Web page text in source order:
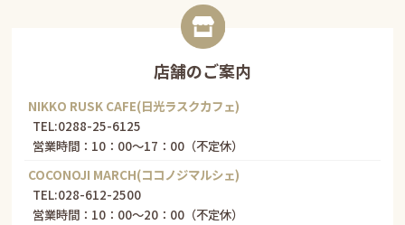
店舗のご案内
NIKKO RUSK CAFE(日光ラスクカフェ)
TEL:0288-25-6125
営業時間：10：00～17：00（不定休）
COCONOJI MARCH(ココノジマルシェ)
TEL:028-612-2500
営業時間：10：00～20：00（不定休）